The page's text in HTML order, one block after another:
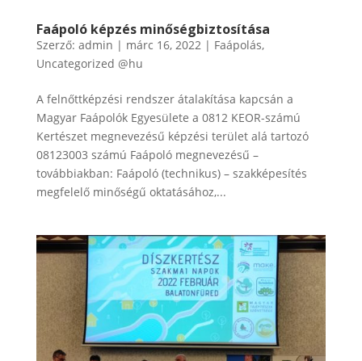
Faápoló képzés minőségbiztosítása
Szerző: admin | márc 16, 2022 | Faápolás,
Uncategorized @hu
A felnőttképzési rendszer átalakítása kapcsán a
Magyar Faápolók Egyesülete a 0812 KEOR-számú
Kertészet megnevezésű képzési terület alá tartozó
08123003 számú Faápoló megnevezésű –
továbbiakban: Faápoló (technikus) – szakképesítés
megfelelő minőségű oktatásához,...